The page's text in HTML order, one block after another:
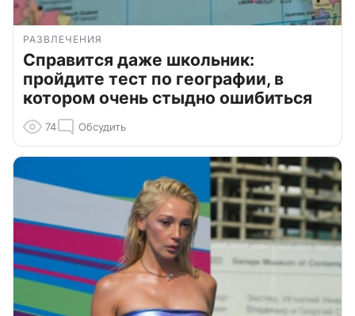
РАЗВЛЕЧЕНИЯ
Справится даже школьник:
пройдите тест по географии, в
котором очень стыдно ошибиться
74 Обсудить